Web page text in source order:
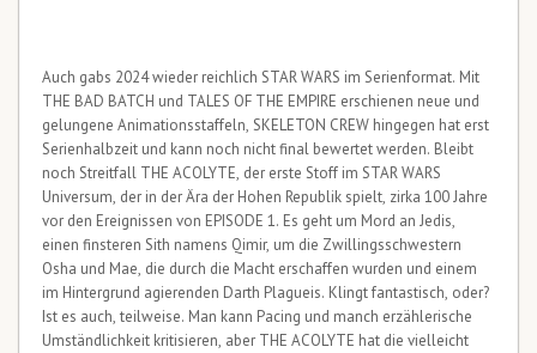
Auch gabs 2024 wieder reichlich STAR WARS im Serienformat. Mit
THE BAD BATCH und TALES OF THE EMPIRE erschienen neue und
gelungene Animationsstaffeln, SKELETON CREW hingegen hat erst
Serienhalbzeit und kann noch nicht final bewertet werden. Bleibt
noch Streitfall THE ACOLYTE, der erste Stoff im STAR WARS
Universum, der in der Ära der Hohen Republik spielt, zirka 100 Jahre
vor den Ereignissen von EPISODE 1. Es geht um Mord an Jedis,
einen finsteren Sith namens Qimir, um die Zwillingsschwestern
Osha und Mae, die durch die Macht erschaffen wurden und einem
im Hintergrund agierenden Darth Plagueis. Klingt fantastisch, oder?
Ist es auch, teilweise. Man kann Pacing und manch erzählerische
Umständlichkeit kritisieren, aber THE ACOLYTE hat die vielleicht